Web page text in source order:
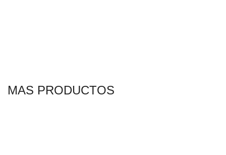
MAS PRODUCTOS